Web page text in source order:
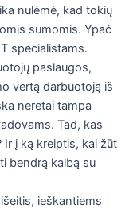
nulėmė, kad tokių
sumomis. Ypač
specialistams.
paslaugos,
vertą darbuotoją iš
neretai tampa
Tad, kas
į ką kreiptis, kai žūt
bendrą kalbą su
ieškantiems